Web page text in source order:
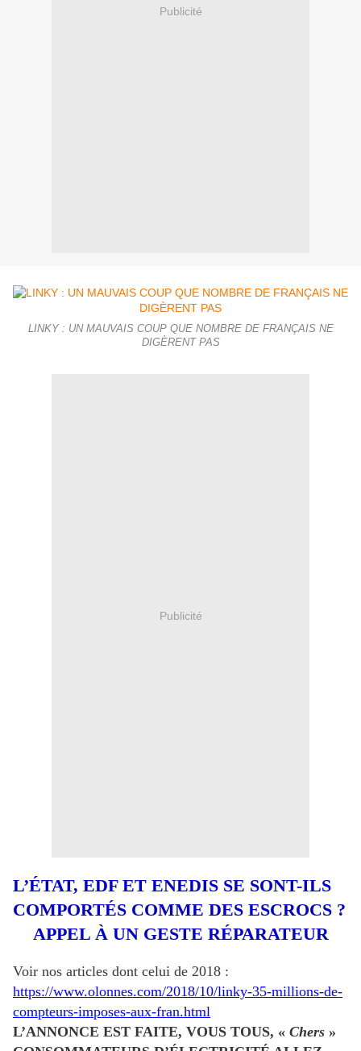
Publicité
LINKY : UN MAUVAIS COUP QUE NOMBRE DE FRANÇAIS NE
DIGÈRENT PAS
Publicité
L’ÉTAT, EDF ET ENEDIS SE SONT-ILS
COMPORTÉS COMME DES ESCROCS ?
APPEL À UN GESTE RÉPARATEUR
Voir nos articles dont celui de 2018 :
https://www.olonnes.com/2018/10/linky-35-millions-de-
compteurs-imposes-aux-fran.html
L’ANNONCE EST FAITE, VOUS TOUS, « Chers »